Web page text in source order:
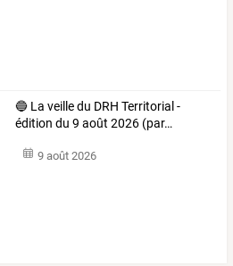
🔵 La veilledu DRH Territorial -
édition du 9 août 2026 (par…
9 août 2026